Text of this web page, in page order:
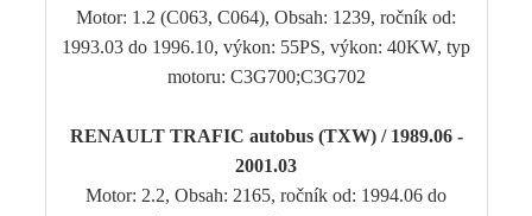
Motor: 1.2 (C063, C064), Obsah: 1239, ročník od:
1993.03 do 1996.10, výkon: 55PS, výkon: 40KW, typ
motoru: C3G700;C3G702
RENAULT TRAFIC autobus (TXW) / 1989.06 -
2001.03
Motor: 2.2, Obsah: 2165, ročník od: 1994.06 do